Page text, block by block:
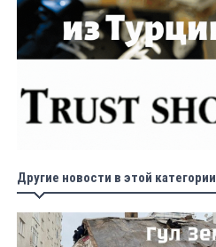
Другие новости в этой категории